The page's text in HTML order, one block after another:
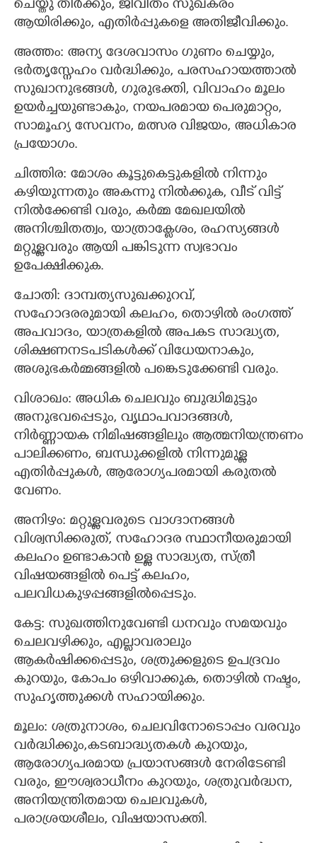
ചെയ്തു തീര്‍ക്കും, ജീവിതം സുഖകരം
ആയിരിക്കും, എതിര്‍പ്പുകളെ അതിജീവിക്കും.
അത്തം: അന്യ ദേശവാസം ഗുണം ചെയ്യും,
ഭര്‍തൃസ്നേഹം വര്‍ദ്ധിക്കും, പരസഹായത്താല്‍
സുഖാനുഭങ്ങള്‍, ഗുരുഭക്തി, വിവാഹം മൂലം
ഉയർച്ചയുണ്ടാകും, നയപരമായ പെരുമാറ്റം,
സാമൂഹ്യ സേവനം, മത്സര വിജയം, അധികാര
പ്രയോഗം.
ചിത്തിര: മോശം കൂട്ടുകെട്ടുകളില്‍ നിന്നും
കഴിയുന്നതും അകന്നു നില്‍ക്കുക, വീട് വിട്ട്
നില്‍ക്കേണ്ടി വരും, കര്‍മ്മ മേഖലയില്‍
അനിശ്ചിതത്വം, യാത്രാക്ലേശം, രഹസ്യങ്ങള്‍
മറ്റുള്ളവരും ആയി പങ്കിടുന്ന സ്വഭാവം
ഉപേക്ഷിക്കുക.
ചോതി: ദാമ്പത്യസുഖക്കുറവ്,
സഹോദരരുമായി കലഹം, തൊഴില്‍ രംഗത്ത്
അപവാദം, ‍യാത്രകളിൽ അപകട സാദ്ധ്യത,
ശിക്ഷണനടപടികള്‍ക്ക് വിധേയനാകും,
അശുഭകര്‍മ്മങ്ങളില്‍ പങ്കെടുക്കേണ്ടി വരും.
വിശാഖം: അധിക ചെലവും ബുദ്ധിമുട്ടും
അനുഭവപ്പെടും, വൃഥാപവാദങ്ങൾ,
നിര്‍ണ്ണായക നിമിഷങ്ങളിലും ആത്മനിയന്ത്രണം
പാലിക്കണം, ബന്ധുക്കളില്‍ നിന്നുമുള്ള
എതിര്‍പ്പുകള്‍, ആരോഗ്യപരമായി കരുതല്‍
വേണം.
അനിഴം:‍ മറ്റുള്ളവരുടെ വാഗ്ദാനങ്ങള്‍
വിശ്വസിക്കരുത്, സഹോദര സ്ഥാനീയരുമായി
കലഹം ഉണ്ടാകാന്‍ ഉള്ള സാദ്ധ്യത, സ്ത്രീ
വിഷയങ്ങളില്‍ പെട്ട് കലഹം,
പലവിധകുഴപ്പങ്ങളില്‍പ്പെടും.
കേട്ട:‍ സുഖത്തിനുവേണ്ടി ധനവും സമയവും
ചെലവഴിക്കും, എല്ലാവരാലും
ആകര്‍ഷിക്കപ്പെടും, ശത്രുക്കളുടെ ഉപദ്രവം
കുറയും, കോപം ഒഴിവാക്കുക, തൊഴില്‍ നഷ്ടം,
സുഹൃത്തുക്കള്‍ സഹായിക്കും.
മൂലം: ശത്രുനാശം, ചെലവിനോടൊപ്പം വരവും
വര്‍ദ്ധിക്കും,കടബാദ്ധ്യതകള്‍ കുറയും,
ആരോഗ്യപരമായ പ്രയാസങ്ങള്‍ നേരിടേണ്ടി
വരും, ഈശ്വരാധീനം കുറയും, ശത്രുവര്‍ദ്ധന,
അനിയന്ത്രിതമായ ചെലവുകള്‍,
പരാശ്രയശീലം, വിഷയാസക്തി.